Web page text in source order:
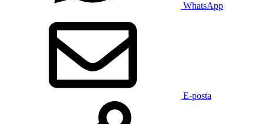
WhatsApp
E-posta